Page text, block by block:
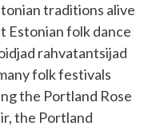
traditions alive
Estonian folk dance
rahvatantsijad
folk festivals
the Portland Rose
the Portland